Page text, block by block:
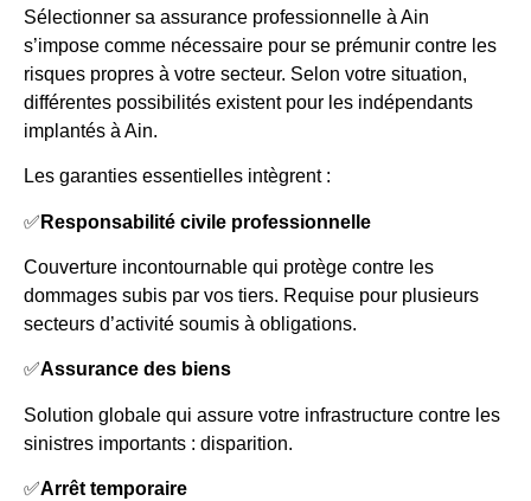
Sélectionner sa assurance professionnelle à Ain
s’impose comme nécessaire pour se prémunir contre les
risques propres à votre secteur. Selon votre situation,
différentes possibilités existent pour les indépendants
implantés à Ain.
Les garanties essentielles intègrent :
✅ Responsabilité civile professionnelle
Couverture incontournable qui protège contre les
dommages subis par vos tiers. Requise pour plusieurs
secteurs d’activité soumis à obligations.
✅Assurance des biens
Solution globale qui assure votre infrastructure contre les
sinistres importants : disparition.
✅Arrêt temporaire